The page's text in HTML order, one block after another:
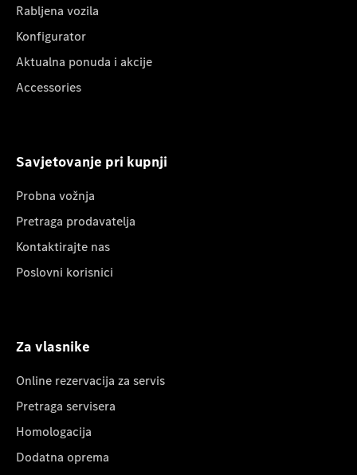
Rabljena vozila
Konfigurator
Aktualna ponuda i akcije
Accessories
Savjetovanje pri kupnji
Probna vožnja
Pretraga prodavatelja
Kontaktirajte nas
Poslovni korisnici
Za vlasnike
Online rezervacija za servis
Pretraga servisera
Homologacija
Dodatna oprema